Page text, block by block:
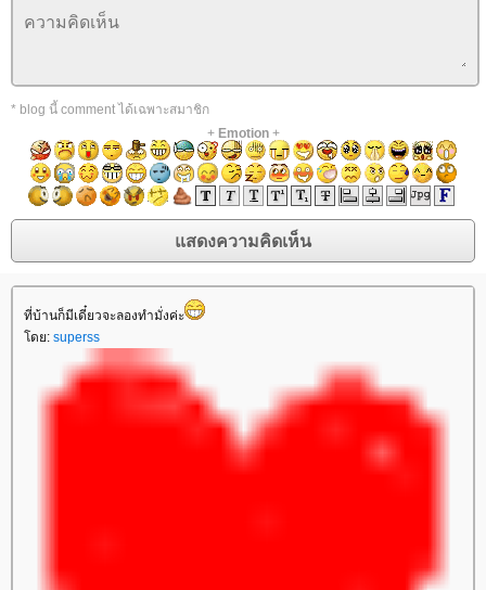
* blog นี้ comment ได้เฉพาะสมาชิก
+ Emotion+
ที่บ้านก็มีเดี๋ยวจะลองทำมั่งค่ะ
ดย: superss